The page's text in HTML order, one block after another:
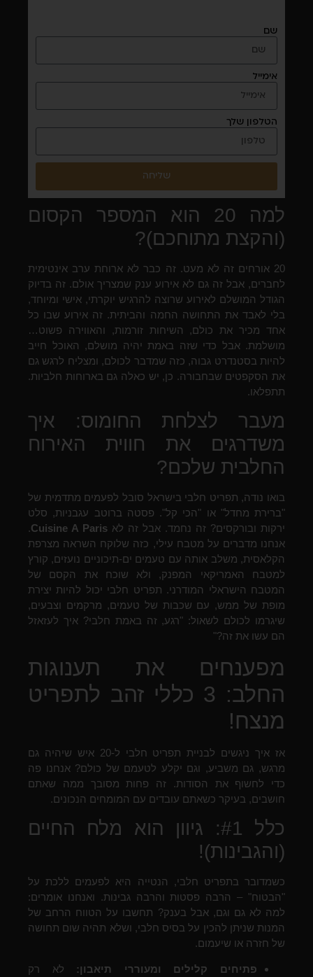
שם
אימייל
הטלפון שלך
שליחה
למה 20 הוא המספר הקסום
(והקצת מתוחכם)?
20 אורחים זה לא מעט. זה כבר לא ארוחת ערב אינטימית
לחברים, אבל זה גם לא אירוע ענק שמצריך אולם. זה בדיוק
הגודל המושלם לאירוע שרוצה להרגיש יוקרתי, אישי ומיוחד,
בלי לאבד את התחושה החמה והביתית. זה אירוע שבו כל
אחד מכיר את כולם, השיחות זורמות, והאווירה פשוט…
מושלמת. אבל כדי שזה באמת יהיה מושלם, האוכל חייב
להיות בסטנדרט גבוה, כזה שמדבר לכולם, ומצליח לרגש גם
את הסקפטים שבחבורה. כן, יש כאלה גם בארוחות חלביות.
תתפלאו.
מעבר לצלחת החומוס: איך
משדרגים את חווית האירוח
החלבית שלכם?
בואו נודה, תפריט חלבי בישראל סובל לפעמים מתדמית של
"ברירת מחדל" או "הכי קל". פסטה ברוטב עגבניות, סלט
ירקות ובורקסים? זה נחמד. אבל זה לא Cuisine A Paris
.
אנחנו מדברים על מטבח עילי, כזה שלוקח השראה מצרפת
הקלאסית, משלב אותה עם טעמים ים-תיכוניים נועזים, קורץ
למטבח האמריקאי המפנק, ולא שוכח את הקסם של
המטבח הישראלי המודרני. תפריט חלבי יכול להיות יצירת
מופת של ממש, עם שכבות של טעמים, מרקמים וצבעים,
שיגרמו לכולם לשאול: "רגע, זה באמת חלבי? איך לעזאזל
הם עשו את זה?"
מפענחים את תענוגות
החלב: 3 כללי זהב לתפריט
מנצח!
אז איך ניגשים לבניית תפריט חלבי ל-20 איש שיהיה גם
מרגש, גם משביע, וגם יקלע לטעמם של כולם? אנחנו פה
כדי לחשוף את הסודות. זה פחות מסובך ממה שאתם
חושבים, בעיקר כשאתם עובדים עם המומחים הנכונים.
כלל #1: גיוון הוא מלח החיים
(והגבינות)!
כשמדובר בתפריט חלבי, הנטייה היא לפעמים ללכת על
"הבטוח" – הרבה פסטות והרבה גבינות. ואנחנו אומרים:
למה לא גם וגם, אבל בענק? תחשבו על הטווח הרחב של
המנות שניתן להכין על בסיס חלבי, ושלא תהיה שום תחושה
של חזרה או שיעמום.
פתיחים קלילים ומעוררי תיאבון: לא רק